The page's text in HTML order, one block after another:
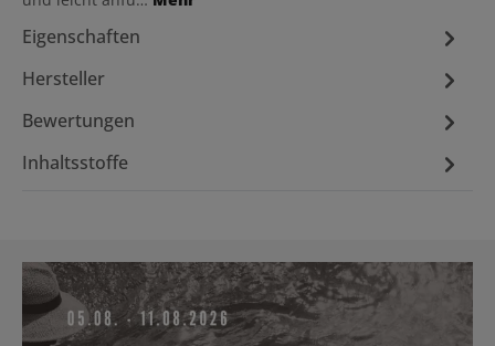
Eigenschaften
Hersteller
Bewertungen
Inhaltsstoffe